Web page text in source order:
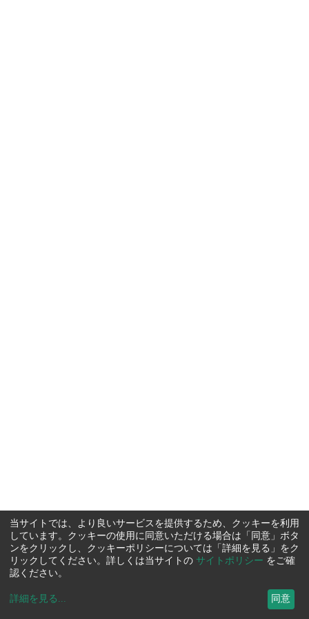
当サイトでは、より良いサービスを提供するため、クッキーを利用
しています。クッキーの使用に同意いただける場合は「同意」ボタ
ンをクリックし、クッキーポリシーについては「詳細を見る」をク
リックしてください。詳しくは当サイトの サイトポリシー をご確
認ください。
詳細を見る ... 同意